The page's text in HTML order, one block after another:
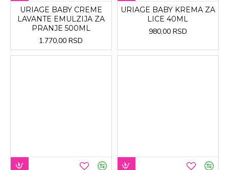
URIAGE BABY CREME
LAVANTE EMULZIJA ZA
PRANJE 500ML
1.770,00 RSD
URIAGE BABY KREMA ZA
LICE 40ML
980,00 RSD